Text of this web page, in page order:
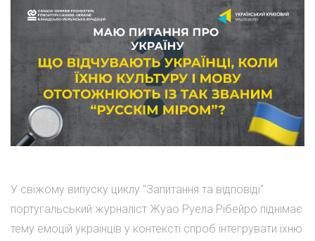
У свіжому випуску циклу "Запитання та відповіді"
португальський журналіст Жуао Руела Рібейро піднімає
тему емоцій українців у контексті спроб інтегрувати їхню